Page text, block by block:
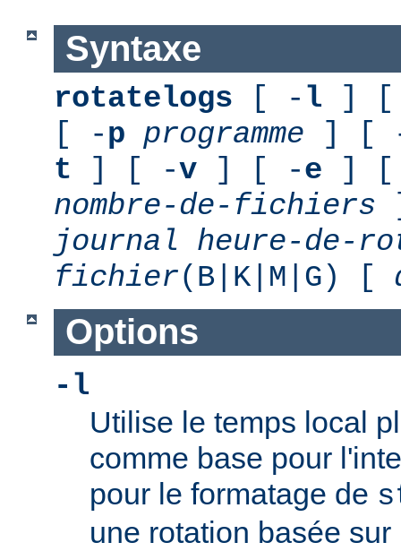
Syntaxe
rotatelogs [ - l ] [
[ -p programme ] [
t ] [ -v ] [ -e ] [
nombre-de-fichiers
journal
heure-de-
fichier(B|K|M|G) [
Options
-l
Utilise le temps local
comme base pour
pour le formatage de
une rotation basée sur